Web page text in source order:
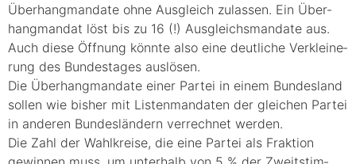
Über­hang­man­da­te ohne Aus­gleich zulas­sen. Ein Über­
hang­man­dat löst bis zu 16 (!) Aus­gleichs­man­da­te aus.
Auch die­se Öff­nung könn­te also eine deut­li­che Ver­klei­ne­
rung des Bun­des­ta­ges auslösen.
Die Über­hang­man­da­te einer Par­tei in einem Bun­des­land
sol­len wie bis­her mit Lis­ten­man­da­ten der glei­chen Par­tei
in ande­ren Bun­des­län­dern ver­rech­net werden.
Die Zahl der Wahl­krei­se, die eine Par­tei als Frak­ti­on